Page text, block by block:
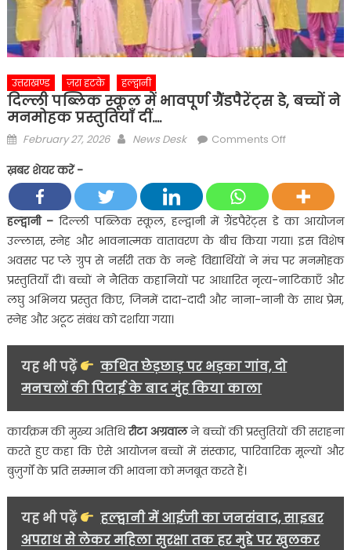
उत्तराखण्ड ज़रा हटके हल्द्वानी
दिल्ली पब्लिक स्कूल में भावपूर्ण ग्रैंडपैरेंट्स डे, बच्चों ने
मनमोहक प्रस्तुतियाँ दीं….
Posted
February 27, 2026 Author
News Desk Comments Offon
स्कूल
में
भावपूर्ण
ग्रैंडपैरेंट्स
डे,
बच्चों
ने
ख़बर शेयर करें -
हल्द्वानी – दिल्ली पब्लिक स्कूल, हल्द्वानी में ग्रैंडपैरेंट्स डे का आयोजन
उल्लास, स्नेह और भावनात्मक वातावरण के बीच किया गया। इस विशेष
अवसर पर प्ले ग्रुप से नर्सरी तक के नन्हे विद्यार्थियों ने मंच पर मनमोहक
प्रस्तुतियाँ दीं। बच्चों ने नैतिक कहानियों पर आधारित नृत्य-नाटिकाएँ और
लघु अभिनय प्रस्तुत किए, जिनमें दादा-दादी और नाना-नानी के साथ प्रेम,
स्नेह और अटूट संबंध को दर्शाया गया।
यह भी पढ़ें
कथित छेड़छाड़ पर भड़का गांव, दो
मनचलों की पिटाई के बाद मुंह किया काला
कार्यक्रम की मुख्य अतिथिरीटा अग्रवालने बच्चों की प्रस्तुतियों की सराहना
करते हुए कहा कि ऐसे आयोजन बच्चों में संस्कार, पारिवारिक मूल्यों और
बुज़ुर्गों के प्रति सम्मान की भावना को मजबूत करते हैं।
यह भी पढ़ें
हल्द्वानी में आईजी का जनसंवाद, साइबर
अपराध से लेकर महिला सुरक्षा तक हर मुद्दे पर खुलकर